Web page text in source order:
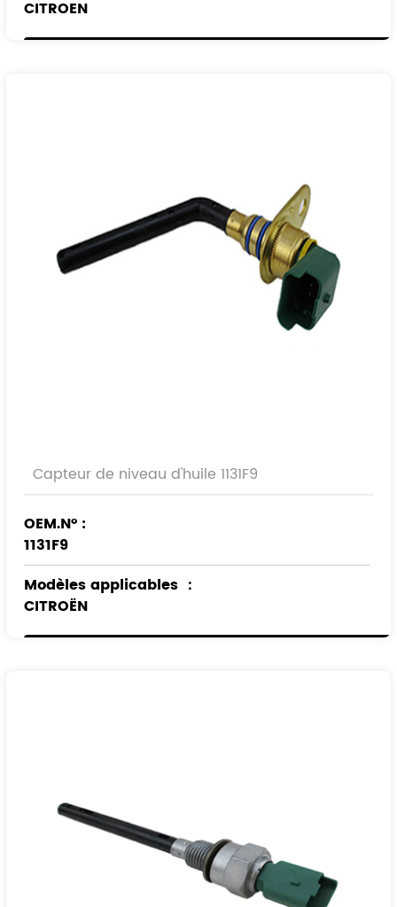
CITROEN
Capteur de niveau d'huile 1131F9
OEM.N° :
1131F9
Modèles applicables ：
CITROËN